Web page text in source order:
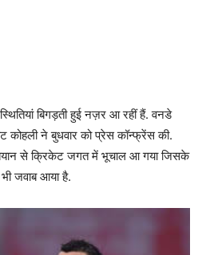
बिगड़ती हुई नज़र आ रहीं हैं. वनडे
कोहली ने बुधवार को प्रेस कॉन्फ्रेंस की.
से क्रिकेट जगत में भूचाल आ गया जिसके
जवाब आया है.